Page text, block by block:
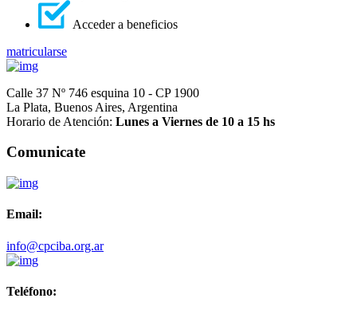
Acceder a beneficios
matricularse
Calle 37 Nº 746 esquina 10 - CP 1900
La Plata, Buenos Aires, Argentina
Horario de Atención: Lunes a Viernes de 10 a 15 hs
Comunicate
Email:
info@cpciba.org.ar
Teléfono: